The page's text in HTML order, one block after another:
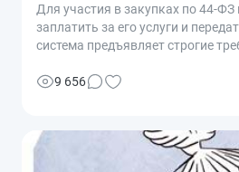
Для участия в закупках по 44-
заплатить за его услуги и
система предъявляет строгие
9 656